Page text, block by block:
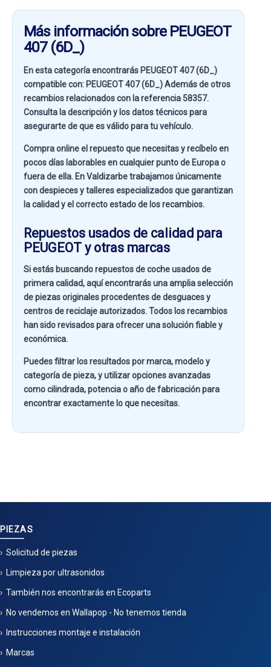
Más información sobre PEUGEOT
407 (6D_)
En esta categoría encontrarás PEUGEOT 407 (6D_)
compatible con: PEUGEOT 407 (6D_)Además de otros
recambios relacionados con la referencia 58357.
Consulta la descripción y los datos técnicos para
asegurarte de que es válido para tu vehículo.
Compra online el repuesto que necesitas y recíbelo en
pocos días laborables en cualquier punto de Europa o
fuera de ella. EnValdizarbetrabajamos únicamente
con despieces y talleres especializados que garantizan
la calidad y el correcto estado de los recambios.
Repuestos usados de calidad para
PEUGEOT y otras marcas
Si estás buscandorepuestos de coche usados de
primera calidad, aquí encontrarás una amplia selección
de piezas originales procedentes de desguaces y
centros de reciclaje autorizados. Todos los recambios
han sido revisados para ofrecer una solución fiable y
económica.
Puedes filtrar los resultados pormarca, modelo y
categoría de pieza, y utilizar opciones avanzadas
comocilindrada, potencia o año de fabricaciónpara
encontrar exactamente lo que necesitas.
PIEZAS
Solicitud de piezas
Limpieza por ultrasonidos
También nos encontrarás en Ecoparts
No vendemos en Wallapop - No tenemos tienda
Instrucciones montaje e instalación
Marcas